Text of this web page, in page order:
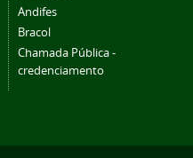
Andifes
Bracol
Chamada Pública -
credenciamento